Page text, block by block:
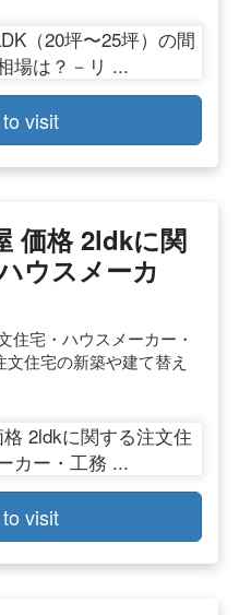
visit
価格 2ldkに関
ウスメーカ
住宅・ハウスメーカー・
住宅の新築や建て替え
visit